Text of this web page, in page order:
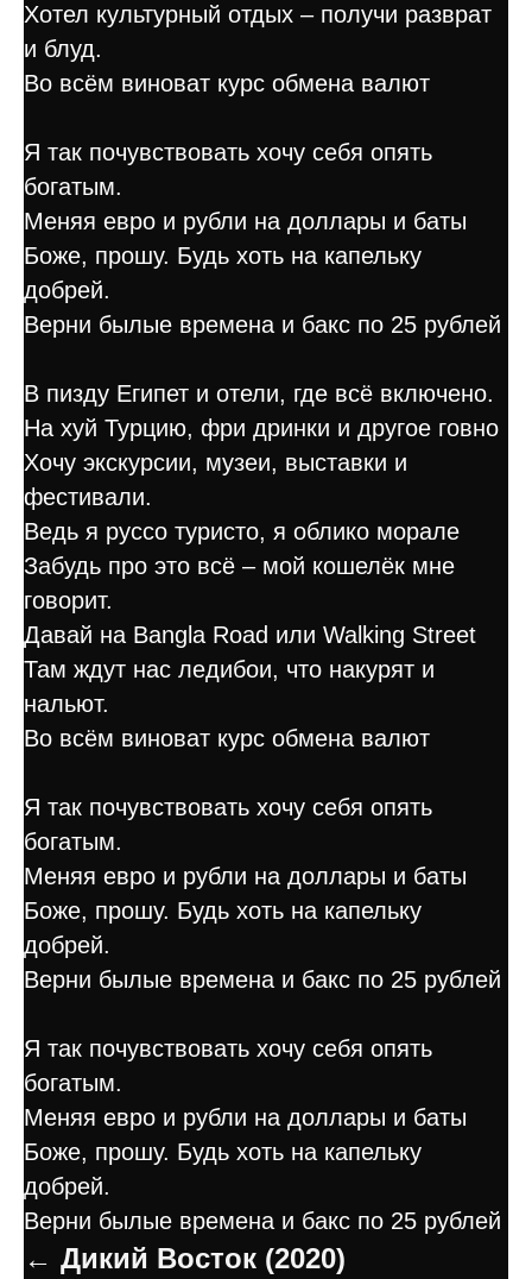
Хотел культурный отдых – получи разврат
и блуд.
Во всём виноват курс обмена валют
Я так почувствовать хочу себя опять
богатым.
Меняя евро и рубли на доллары и баты
Боже, прошу. Будь хоть на капельку
добрей.
Верни былые времена и бакс по 25 рублей
В пизду Египет и отели, где всё включено.
На хуй Турцию, фри дринки и другое говно
Хочу экскурсии, музеи, выставки и
фестивали.
Ведь я руссо туристо, я облико морале
Забудь про это всё – мой кошелёк мне
говорит.
Давай на Bangla Road или Walking Street
Там ждут нас ледибои, что накурят и
нальют.
Во всём виноват курс обмена валют
Я так почувствовать хочу себя опять
богатым.
Меняя евро и рубли на доллары и баты
Боже, прошу. Будь хоть на капельку
добрей.
Верни былые времена и бакс по 25 рублей
Я так почувствовать хочу себя опять
богатым.
Меняя евро и рубли на доллары и баты
Боже, прошу. Будь хоть на капельку
добрей.
Верни былые времена и бакс по 25 рублей
← Дикий Восток (2020)